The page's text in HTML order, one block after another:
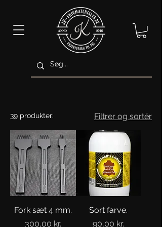
39 produkter: Filtrer og sortér
Fork sæt 4 mm.
Pris
300,00 kr.
Sort farve.
Pris
90,00 kr.